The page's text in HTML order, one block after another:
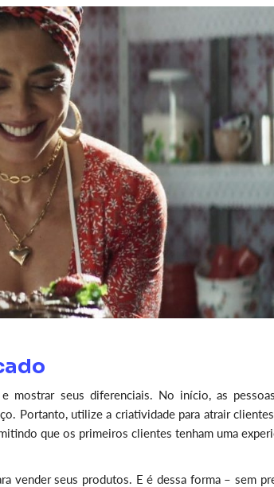
mostrar seus diferenciais. No início, as
Portanto, utilize a criatividade para atrair
que os primeiros clientes tenham uma
vender seus produtos. E é dessa forma – sem